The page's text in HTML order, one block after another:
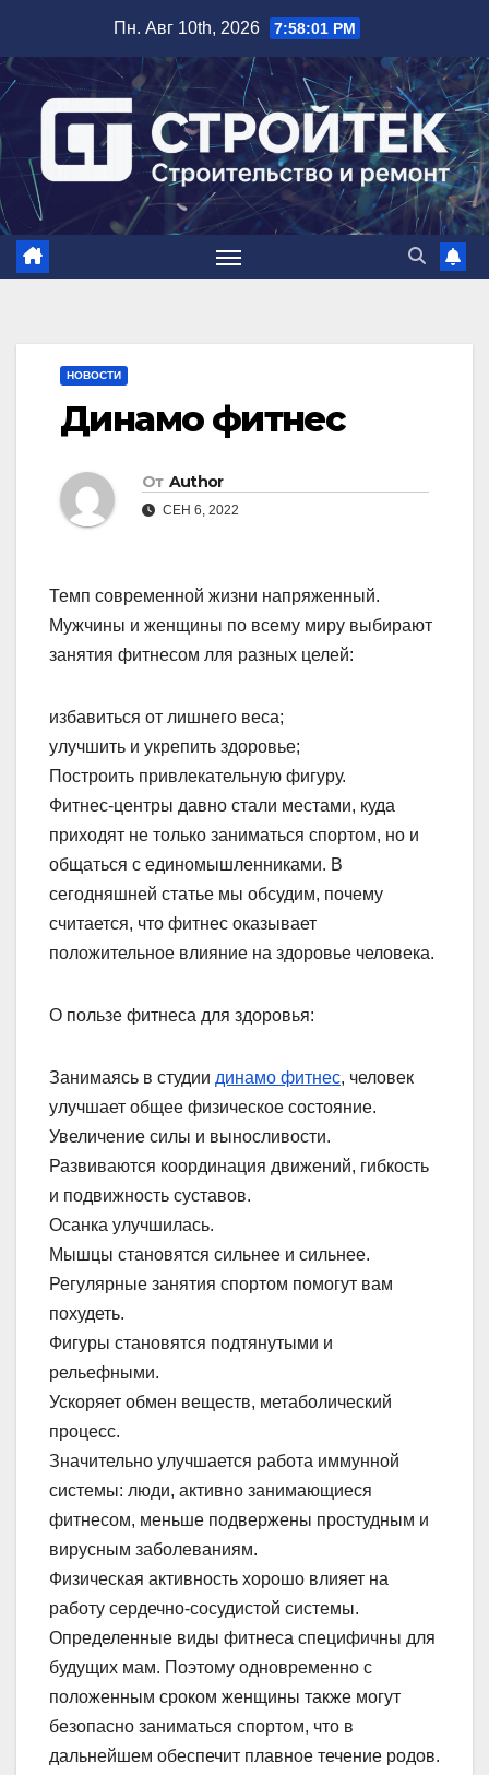
содержимому
Пн. Авг 10th, 2026 7:58:02 PM
НОВОСТИ
Динамо фитнес
От Author
СЕН 6, 2022
Темп современной жизни напряженный.
Мужчины и женщины по всему миру выбирают
занятия фитнесом лля разных целей:
избавиться от лишнего веса;
улучшить и укрепить здоровье;
Построить привлекательную фигуру.
Фитнес-центры давно стали местами, куда
приходят не только заниматься спортом, но и
общаться с единомышленниками. В
сегодняшней статье мы обсудим, почему
считается, что фитнес оказывает
положительное влияние на здоровье человека.
О пользе фитнеса для здоровья:
Занимаясь в студии динамо фитнес, человек
улучшает общее физическое состояние.
Увеличение силы и выносливости.
Развиваются координация движений, гибкость
и подвижность суставов.
Осанка улучшилась.
Мышцы становятся сильнее и сильнее.
Регулярные занятия спортом помогут вам
похудеть.
Фигуры становятся подтянутыми и
рельефными.
Ускоряет обмен веществ, метаболический
процесс.
Значительно улучшается работа иммунной
системы: люди, активно занимающиеся
фитнесом, меньше подвержены простудным и
вирусным заболеваниям.
Физическая активность хорошо влияет на
работу сердечно-сосудистой системы.
Определенные виды фитнеса специфичны для
будущих мам. Поэтому одновременно с
положенным сроком женщины также могут
безопасно заниматься спортом, что в
дальнейшем обеспечит плавное течение родов.